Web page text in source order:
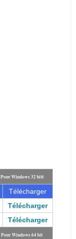
Pour Windows 32 bitt
Télécharger
Télécharger
Télécharger
Pour Windows 64 bit